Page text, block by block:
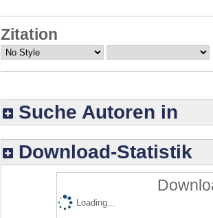
Zitation
Suche Autoren in
Download-Statistik
Loading...